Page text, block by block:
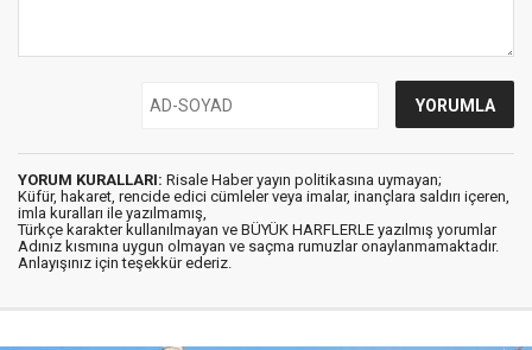
YORUM KURALLARI: Risale Haber yayın politikasına uymayan;
Küfür, hakaret, rencide edici cümleler veya imalar, inançlara saldırı içeren,
imla kuralları ile yazılmamış,
Türkçe karakter kullanılmayan ve BÜYÜK HARFLERLE yazılmış yorumlar
Adınız kısmına uygun olmayan ve saçma rumuzlar onaylanmamaktadır.
Anlayışınız için teşekkür ederiz.